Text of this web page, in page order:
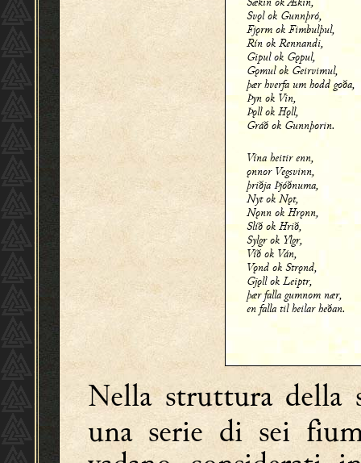
Svǫl ok Gunnþró,
Fjǫrm ok Fimbulþul,
Rín ok Rennandi,
Gipul ok Gǫpul,
Gǫmul ok Geirvimul,
þær hverfa um hodd goða,
Þyn ok Vin,
Þǫll ok Hǫll,
Gráð ok Gunnþorin.
Vína heitir enn,
ǫnnor Vegsvinn,
þriðja Þjóðnuma,
Nyt ok Nǫt,
Nǫnn ok Hrǫnn,
Slíð ok Hrið,
Sylgr ok Ylgr,
Víð ok Ván,
Vǫnd ok Strǫnd,
Gjǫll ok Leiptr,
þær falla gumnom nær,
en falla til heilar heðan.
Nella struttura
una serie di sei